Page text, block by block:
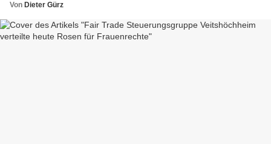
Von Dieter Gürz